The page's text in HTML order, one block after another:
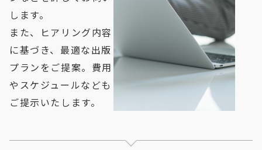
します。
また、ヒアリング内容
に基づき、最適な出版
プランをご提案。費用
やスケジュールなども
ご提示いたします。